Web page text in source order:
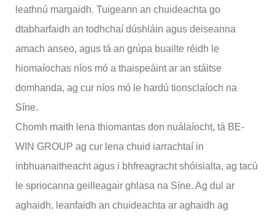
leathnú margaidh. Tuigeann an chuideachta go
dtabharfaidh an todhchaí dúshláin agus deiseanna
amach anseo, agus tá an grúpa buailte réidh le
hiomaíochas níos mó a thaispeáint ar an stáitse
domhanda, ag cur níos mó le hardú tionsclaíoch na
Síne.
Chomh maith lena thiomantas don nuálaíocht, tá BE-
WIN GROUP ag cur lena chuid iarrachtaí in
inbhuanaitheacht agus i bhfreagracht shóisialta, ag tacú
le spriocanna geilleagair ghlasa na Síne. Ag dul ar
aghaidh, leanfaidh an chuideachta ar aghaidh ag